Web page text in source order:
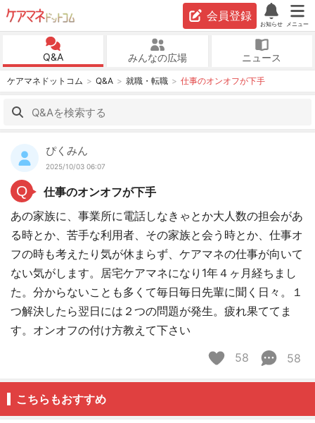
会員登録
お知らせ メニュー
Q&A みんなの広場 ニュース
ケアマネドットコム Q&A 就職・転職 仕事のオンオフが下手
ぴくみん
2025/10/03 06:07
Q
仕事のオンオフが下手
あの家族に、事業所に電話しなきゃとか大人数の担会があ
る時とか、苦手な利用者、その家族と会う時とか、仕事オ
フの時も考えたり気が休まらず、ケアマネの仕事が向いて
ない気がします。居宅ケアマネになり1年４ヶ月経ちまし
た。分からないことも多くて毎日毎日先輩に聞く日々。１
つ解決したら翌日には２つの問題が発生。疲れ果ててま
す。オンオフの付け方教えて下さい
58
58
こちらもおすすめ